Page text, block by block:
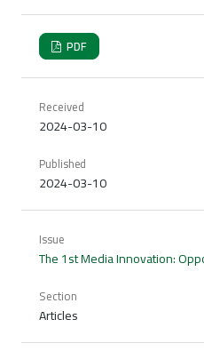
PDF
Received
2024-03-10
Published
2024-03-10
Issue
The 1st Media Innovation:
Section
Articles